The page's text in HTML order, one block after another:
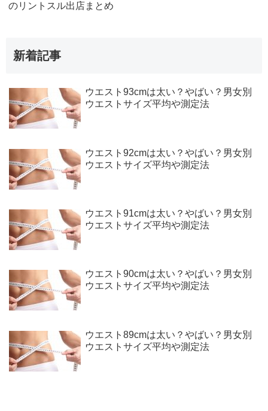
のリントスル出店まとめ
新着記事
ウエスト93cmは太い？やばい？男女別
ウエストサイズ平均や測定法
ウエスト92cmは太い？やばい？男女別
ウエストサイズ平均や測定法
ウエスト91cmは太い？やばい？男女別
ウエストサイズ平均や測定法
ウエスト90cmは太い？やばい？男女別
ウエストサイズ平均や測定法
ウエスト89cmは太い？やばい？男女別
ウエストサイズ平均や測定法